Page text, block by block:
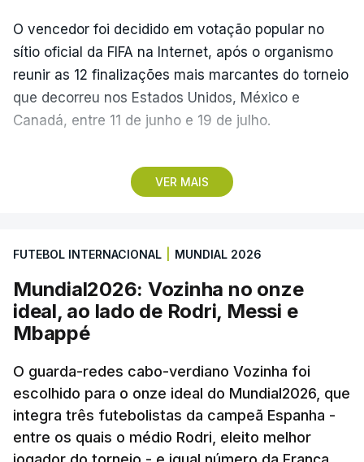
VER MAIS
O vencedor foi decidido em votação popular no
sítio oficial da FIFA na Internet, após o organismo
reunir as 12 finalizações mais marcantes do torneio
que decorreu nos Estados Unidos, México e
Canadá, entre 11 de junho e 19 de julho.
Lopes Cabral conquistou o prémio graças ao
remate de pé direito que colocou a bola no ângulo
“Foi simplesmente surreal”, disse à FIFA o jogador
dos turcos do Trabzonspor, recordando o momento
que fez Cabo Verde sonhar alto na sua primeira
participação numa fase final de um Mundial.
O ex-lateral do Benfica considerou que o galardão
“é um enorme orgulho e um reconhecimento que
qualquer jogador gostaria de ter”.
FUTEBOL INTERNACIONAL MUNDIAL 2026
Mundial2026: Vozinha no onze
ideal, ao lado de Rodri, Messi e
Mbappé
O guarda-redes cabo-verdiano Vozinha foi
escolhido para o onze ideal do Mundial2026, que
integra três futebolistas da campeã Espanha -
entre os quais o médio Rodri, eleito melhor